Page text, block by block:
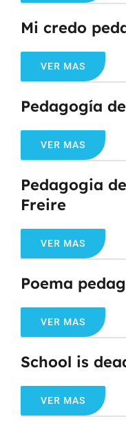
Mi credo
VER MAS
Pedagogía
VER MAS
Pedagogia
Freire
VER MAS
Poema
VER MAS
School is
VER MAS